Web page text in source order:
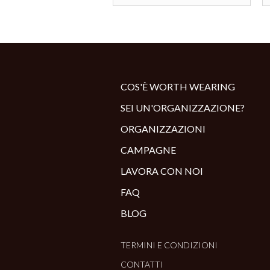
COS'È WORTH WEARING
SEI UN'ORGANIZZAZIONE?
ORGANIZZAZIONI
CAMPAGNE
LAVORA CON NOI
FAQ
BLOG
TERMINI E CONDIZIONI
CONTATTI